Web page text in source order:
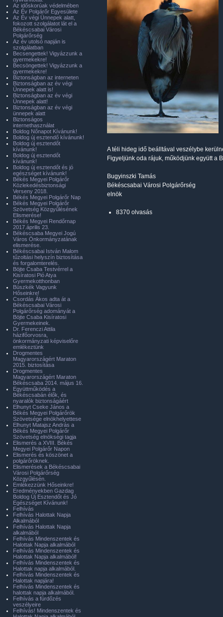
A téli hideg idő beálltával veszélybe
Figyeljünk oda rájuk, működjünk együtt a
Bugyinszki Tamás
Békéscsabai Városi Polgárőrség
elnök
8370 olvasás
Az időskorúak védelmében
Az Év Polgárőr Egyesülete
Az Év végi Ünnepek alatt,
fokozott szolgálatot lát el a
Békéscsabai Városi
Polgárőrség
Az év utolsó napján is
szolgálatban
Becsengettek! Vigyázzunk a
gyermekekre!
Becsöngettek! Vigyázzunk a
gyermekekre!
Biztonságban az interneten
Biztonságban az év végi
Ünnepek alatt is!
Biztonságban az év végi
Ünnepek alatt!
Biztonságban az év végi
ünnepek alatt
Biztonságos
internethasználat
Boldog Nőnapot Kívánunk!
Boldog új esztendő kívánunk!
Boldog új esztendőt
kívánunk!
Boldog új esztendőt
kívánunk!
Boldog új esztendőt és jó
egészséget kívánunk!
Békés Megyei Polgárőr
Közlekedésbiztonsági
Verseny 2018.
Békés Megyei Polgárőr Nap
Békés Megyei Polgárőr
Szövetség Közgyűlésének
Elismerése!
Békés Megyei Rendőrnap
2017.április 23.
Békéscsaba Megyei Jogú
Város Önkormányzatának
elismerése.
Békéscsabai István Malom
tűzoltási helyszín biztosítása
és forgalomterelés.
Böjte Csaba Testvérrel a
Kisíratosi Pió Atya
Gyermekotthonban
Büszkék Vagyunk
Hőseinkre!
Csordás Ákos adta át a
Békéscsabai Városi
Polgárőrség adományát a
Böjte Csaba Kisíratosi
Gyermekeinek.
Dr. Ferenczi Attila
házifőorvosra,
önkormányzati képviselőre
emlékeztünk
Drogmentes
Magyarországért Maraton
2015. biztosítása
Drogmentes
Magyarországért Maraton
Békéscsaba 2014. május 16.
Együttműködés a
Békéscsabán élők, és
nyaralók biztonságáért
Elhunyt Cseke János a
Békés Megyei Polgárőrök
Szövetsége elnökhelyettese
Elhunyt Matajsz András a
Békés Megyei Polgárőr
Szövetség elnökségi tagja
Elismerés a XVIII. Békés
Megyei Polgárőr Napon
Elismerés és köszönet a
polgárőröknek.
Elismerések a Békéscsabai
Városi Polgárőrség
Közgyűlésén.
Emlékezzünk Hőseinkre!
Eredményekben Gazdag
Boldog Új Esztendőt és Jó
Egészséget Kívánunk!
Felhívás
Felhívás Halottak Napja
Alkalmából
Felhívás Halottak Napja
alkalmából
Felhívás Mindenszentek és
Halottak Napja alkalmából
Felhívás Mindenszentek és
Halottak Napja alkalmából!
Felhívás Mindenszentek és
Halottak napja alkalmából.
Felhívás Mindenszentek és
Halottak napjára!
Felhívás Mindenszentek és
halottak napja alkalmából.
Felhívás a fürdőzés
veszélyeire
Felhívás! Mindenszentek és